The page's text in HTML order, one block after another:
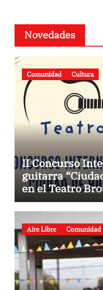
Novedades
Comunidad Cultura
II Concurso
guitarra
en el Teatro
Aire Libre Comunidad